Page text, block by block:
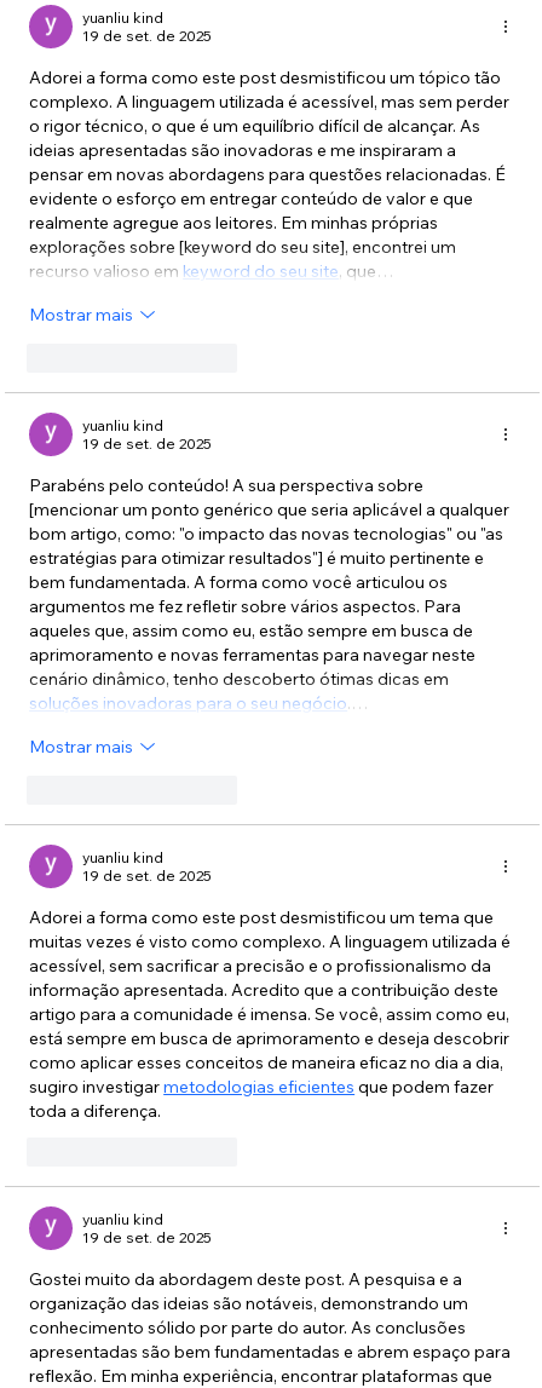
yuanliu kind
19 de set. de 2025
Adorei a forma como este post desmistificou um tópico tão
complexo. A linguagem utilizada é acessível, mas sem perder
o rigor técnico, o que é um equilíbrio difícil de alcançar. As
ideias apresentadas são inovadoras e me inspiraram a
pensar em novas abordagens para questões relacionadas. É
evidente o esforço em entregar conteúdo de valor e que
realmente agregue aos leitores. Em minhas próprias
explorações sobre [keyword do seu site], encontrei um
recurso valioso em keyword do seu site, que…
Mostrar mais
yuanliu kind
19 de set. de 2025
Parabéns pelo conteúdo! A sua perspectiva sobre
[mencionar um ponto genérico que seria aplicável a qualquer
bom artigo, como: "o impacto das novas tecnologias" ou "as
estratégias para otimizar resultados"] é muito pertinente e
bem fundamentada. A forma como você articulou os
argumentos me fez refletir sobre vários aspectos. Para
aqueles que, assim como eu, estão sempre em busca de
aprimoramento e novas ferramentas para navegar neste
cenário dinâmico, tenho descoberto ótimas dicas em
soluções inovadoras para o seu negócio.…
Mostrar mais
yuanliu kind
19 de set. de 2025
Adorei a forma como este post desmistificou um tema que
muitas vezes é visto como complexo. A linguagem utilizada é
acessível, sem sacrificar a precisão e o profissionalismo da
informação apresentada. Acredito que a contribuição deste
artigo para a comunidade é imensa. Se você, assim como eu,
está sempre em busca de aprimoramento e deseja descobrir
como aplicar esses conceitos de maneira eficaz no dia a dia,
sugiro investigar metodologias eficientes que podem fazer
toda a diferença.
yuanliu kind
19 de set. de 2025
Gostei muito da abordagem deste post. A pesquisa e a
organização das ideias são notáveis, demonstrando um
conhecimento sólido por parte do autor. As conclusões
apresentadas são bem fundamentadas e abrem espaço para
reflexão. Em minha experiência, encontrar plataformas que